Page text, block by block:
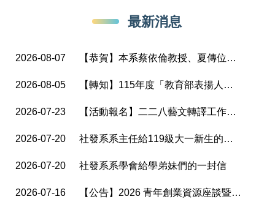
最新消息
2026-08-07 【恭賀】本系蔡依倫教授、夏傳位副教授榮獲國科會「115年度補助大專校院研究獎勵」
2026-08-05 【轉知】115年度「教育部表揚人權及轉型正義教育推展貢獻獎」實施計畫
2026-07-23 【活動報名】二二八藝文轉譯工作坊成員募集中！
2026-07-20 社發系系主任給119級大一新生的一封信
2026-07-20 社發系系學會給學弟妹們的一封信
2026-07-16 【公告】2026 青年創業資源座談暨交流會【我有我的YOUNG】